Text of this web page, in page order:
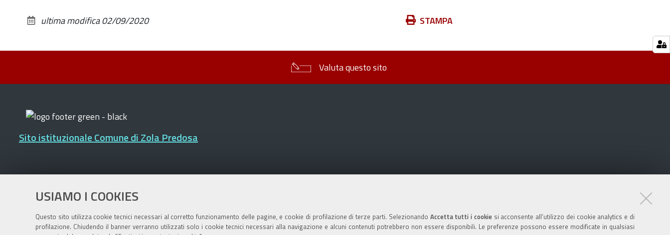
USIAMO I COOKIES
Questo sito utilizza cookie tecnici necessari al corretto funzionamento delle pagine, e cookie di profilazione di terze parti. Selezionando Accetta tutti i cookiesi acconsente all’utilizzo dei cookie analytics e di
profilazione. Chiudendo il banner verranno utilizzati solo i cookie tecnici necessari alla navigazione e alcuni contenuti potrebbero non essere disponibili. Le preferenze possono essere modificate in qualsiasi
Azioni STAMPA
ultima modifica02/09/2020
Valuta questo sito
Sito istituzionale Comune di Zola Predosa